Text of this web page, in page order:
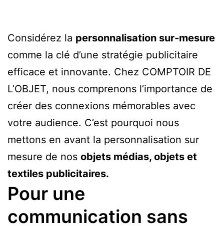
Considérez la personnalisation sur-mesure
comme la clé d’une stratégie publicitaire
efficace et innovante. Chez COMPTOIR DE
L’OBJET, nous comprenons l’importance de
créer des connexions mémorables avec
votre audience. C’est pourquoi nous
mettons en avant la personnalisation sur
mesure de nos objets médias, objets et
textiles publicitaires.
Pour une
communication sans